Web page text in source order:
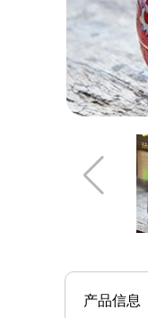
产品信息